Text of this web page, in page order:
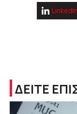
Linkedin
ΔΕΙΤΕ